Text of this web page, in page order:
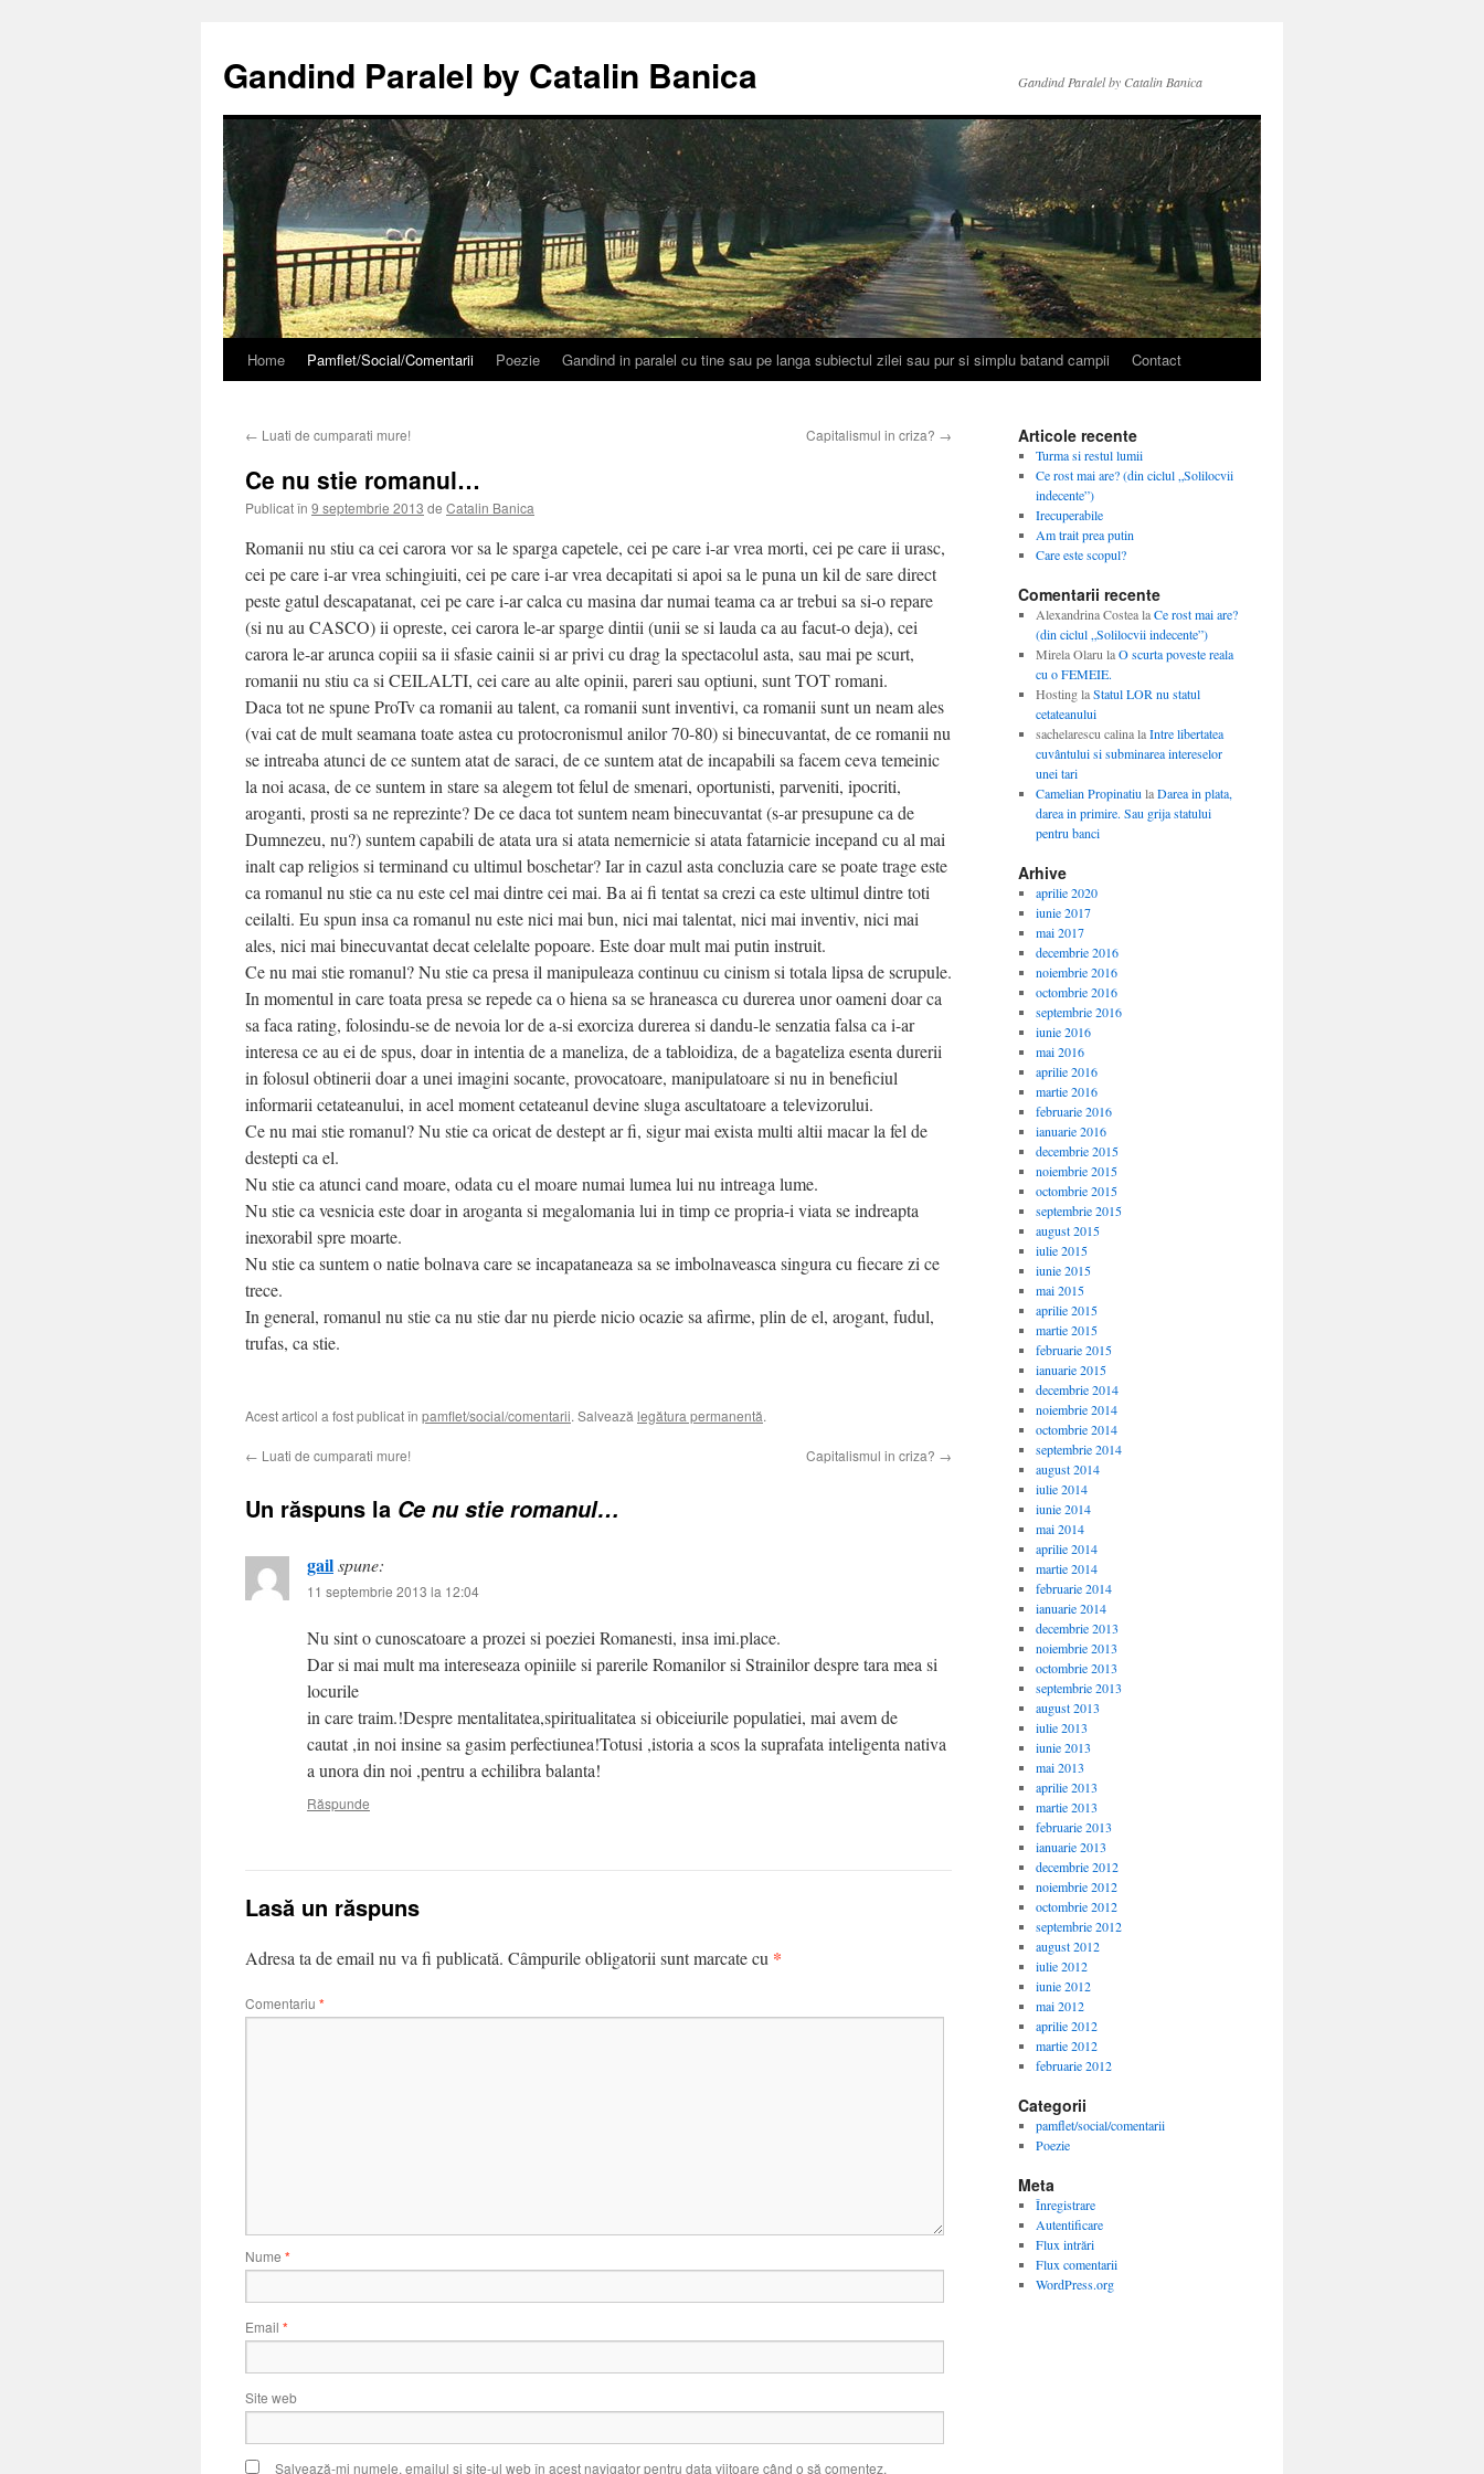
Gandind Paralel by Catalin Banica Gandind Paralel by Catalin Banica
Sari
conținut
Home Pamflet/Social/Comentarii Poezie Gandind in paralel cu tine sau pe langa subiectul zilei sau pur si simplu batand campii Contact
← Luati de cumparati mure! Capitalismul in criza? →
Ce nu stie romanul…
Publicat în 9 septembrie 2013 de Catalin Banica
Romanii nu stiu ca cei carora vor sa le sparga capetele, cei pe care i-ar vrea morti, cei pe care ii urasc,
cei pe care i-ar vrea schingiuiti, cei pe care i-ar vrea decapitati si apoi sa le puna un kil de sare direct
peste gatul descapatanat, cei pe care i-ar calca cu masina dar numai teama ca ar trebui sa si-o repare
(si nu au CASCO) ii opreste, cei carora le-ar sparge dintii (unii se si lauda ca au facut-o deja), cei
carora le-ar arunca copiii sa ii sfasie cainii si ar privi cu drag la spectacolul asta, sau mai pe scurt,
romanii nu stiu ca si CEILALTI, cei care au alte opinii, pareri sau optiuni, sunt TOT romani.
Daca tot ne spune ProTv ca romanii au talent, ca romanii sunt inventivi, ca romanii sunt un neam ales
(vai cat de mult seamana toate astea cu protocronismul anilor 70-80) si binecuvantat, de ce romanii nu
se intreaba atunci de ce suntem atat de saraci, de ce suntem atat de incapabili sa facem ceva temeinic
la noi acasa, de ce suntem in stare sa alegem tot felul de smenari, oportunisti, parveniti, ipocriti,
aroganti, prosti sa ne reprezinte? De ce daca tot suntem neam binecuvantat (s-ar presupune ca de
Dumnezeu, nu?) suntem capabili de atata ura si atata nemernicie si atata fatarnicie incepand cu al mai
inalt cap religios si terminand cu ultimul boschetar? Iar in cazul asta concluzia care se poate trage este
ca romanul nu stie ca nu este cel mai dintre cei mai. Ba ai fi tentat sa crezi ca este ultimul dintre toti
ceilalti. Eu spun insa ca romanul nu este nici mai bun, nici mai talentat, nici mai inventiv, nici mai
ales, nici mai binecuvantat decat celelalte popoare. Este doar mult mai putin instruit.
Ce nu mai stie romanul? Nu stie ca presa il manipuleaza continuu cu cinism si totala lipsa de scrupule.
In momentul in care toata presa se repede ca o hiena sa se hraneasca cu durerea unor oameni doar ca
sa faca rating, folosindu-se de nevoia lor de a-si exorciza durerea si dandu-le senzatia falsa ca i-ar
interesa ce au ei de spus, doar in intentia de a maneliza, de a tabloidiza, de a bagateliza esenta durerii
in folosul obtinerii doar a unei imagini socante, provocatoare, manipulatoare si nu in beneficiul
informarii cetateanului, in acel moment cetateanul devine sluga ascultatoare a televizorului.
Ce nu mai stie romanul? Nu stie ca oricat de destept ar fi, sigur mai exista multi altii macar la fel de
destepti ca el.
Nu stie ca atunci cand moare, odata cu el moare numai lumea lui nu intreaga lume.
Nu stie ca vesnicia este doar in aroganta si megalomania lui in timp ce propria-i viata se indreapta
inexorabil spre moarte.
Nu stie ca suntem o natie bolnava care se incapataneaza sa se imbolnaveasca singura cu fiecare zi ce
trece.
In general, romanul nu stie ca nu stie dar nu pierde nicio ocazie sa afirme, plin de el, arogant, fudul,
trufas, ca stie.
Acest articol a fost publicat în pamflet/social/comentarii. Salvează legătura permanentă.
← Luati de cumparati mure! Capitalismul in criza? →
Un răspuns la Ce nu stie romanul…
gailspune:
11 septembrie 2013 la 12:04
Nu sint o cunoscatoare a prozei si poeziei Romanesti, insa imi.place.
Dar si mai mult ma intereseaza opiniile si parerile Romanilor si Strainilor despre tara mea si
locurile
in care traim.!Despre mentalitatea,spiritualitatea si obiceiurile populatiei, mai avem de
cautat ,in noi insine sa gasim perfectiunea!Totusi ,istoria a scos la suprafata inteligenta nativa
a unora din noi ,pentru a echilibra balanta!
Răspunde
Lasă un răspuns
Adresa ta de email nu va fi publicată. Câmpurile obligatorii sunt marcate cu *
Comentariu *
Nume *
Email *
Site web
Salvează-mi numele, emailul și site-ul web în acest navigator pentru data viitoare când o să comentez.
Articole recente
Turma si restul lumii
Ce rost mai are? (din ciclul „Solilocvii
indecente”)
Irecuperabile
Am trait prea putin
Care este scopul?
Comentarii recente
Alexandrina CostealaCe rost mai are?
(din ciclul „Solilocvii indecente”)
Mirela Olaru laO scurta poveste reala
cu o FEMEIE.
HostinglaStatul LOR nu statul
cetateanului
sachelarescu calinalaIntre libertatea
cuvântului si subminarea intereselor
unei tari
Camelian Propinatiu laDarea in plata,
darea in primire. Sau grija statului
pentru banci
Arhive
aprilie 2020
iunie 2017
mai 2017
decembrie 2016
noiembrie 2016
octombrie 2016
septembrie 2016
iunie 2016
mai 2016
aprilie 2016
martie 2016
februarie 2016
ianuarie 2016
decembrie 2015
noiembrie 2015
octombrie 2015
septembrie 2015
august 2015
iulie 2015
iunie 2015
mai 2015
aprilie 2015
martie 2015
februarie 2015
ianuarie 2015
decembrie 2014
noiembrie 2014
octombrie 2014
septembrie 2014
august 2014
iulie 2014
iunie 2014
mai 2014
aprilie 2014
martie 2014
februarie 2014
ianuarie 2014
decembrie 2013
noiembrie 2013
octombrie 2013
septembrie 2013
august 2013
iulie 2013
iunie 2013
mai 2013
aprilie 2013
martie 2013
februarie 2013
ianuarie 2013
decembrie 2012
noiembrie 2012
octombrie 2012
septembrie 2012
august 2012
iulie 2012
iunie 2012
mai 2012
aprilie 2012
martie 2012
februarie 2012
Categorii
pamflet/social/comentarii
Poezie
Meta
Înregistrare
Autentificare
Flux intrări
Flux comentarii
WordPress.org